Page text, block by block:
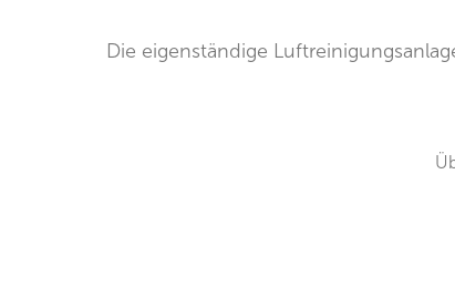
Die eigenständige